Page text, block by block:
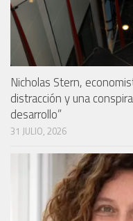
Nicholas Stern,
distracción y una
desarrollo”
31 JULIO, 2026